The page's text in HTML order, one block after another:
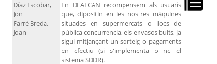
Díaz Escobar,
Jon
Farré Breda,
Joan
En DEALCAN recompensem als usuaris
que, dipositin en les nostres màquines
situades en supermercats o llocs de
pública concurrència, els envasos buits, ja
sigui mitjançant un sorteig o pagaments
en efectiu (si s'implementa o no el
sistema SDDR).